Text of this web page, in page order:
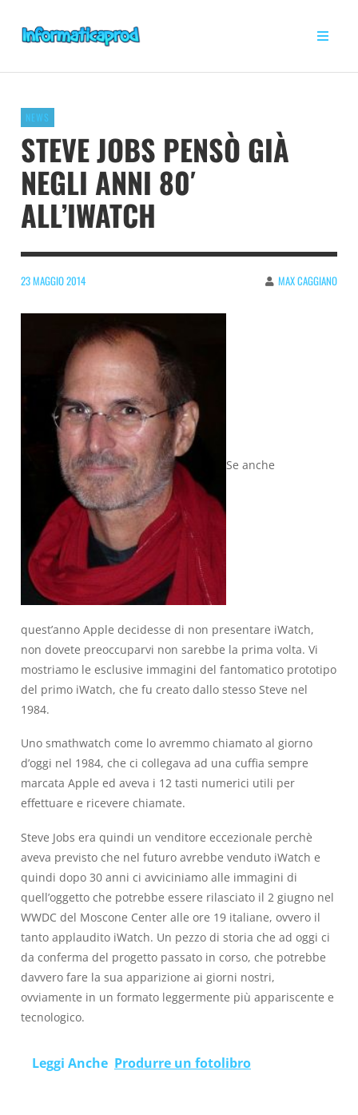
NEWS
STEVE JOBS PENSÒ GIÀ
NEGLI ANNI 80′
ALL’IWATCH
23 MAGGIO 2014 MAX CAGGIANO
Se anche
quest’anno Apple decidesse di non presentare iWatch,
non dovete preoccuparvi non sarebbe la prima volta. Vi
mostriamo le esclusive immagini del fantomatico prototipo
del primo iWatch, che fu creato dallo stesso Steve nel
1984.
Uno smathwatch come lo avremmo chiamato al giorno
d’oggi nel 1984, che ci collegava ad una cuffia sempre
marcata Apple ed aveva i 12 tasti numerici utili per
effettuare e ricevere chiamate.
Steve Jobs era quindi un venditore eccezionale perchè
aveva previsto che nel futuro avrebbe venduto iWatch e
quindi dopo 30 anni ci avviciniamo alle immagini di
quell’oggetto che potrebbe essere rilasciato il 2 giugno nel
WWDC del Moscone Center alle ore 19 italiane, ovvero il
tanto applaudito iWatch. Un pezzo di storia che ad oggi ci
da conferma del progetto passato in corso, che potrebbe
davvero fare la sua apparizione ai giorni nostri,
ovviamente in un formato leggermente più appariscente e
tecnologico.
Leggi Anche Produrre un fotolibro